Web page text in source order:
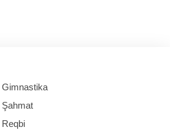
Gimnastika
Şahmat
Reqbi